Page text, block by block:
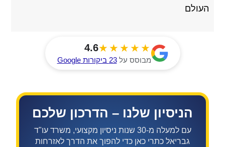
העולם
4.6★★★★★
מבוסס על23 ביקורות Google
הניסיון שלנו – הדרכון שלכם
עם למעלה מ-30 שנות ניסיון מקצועי, משרד עו"ד
גבריאל כתרי כאן כדי להפוך את הדרך לאזרחות